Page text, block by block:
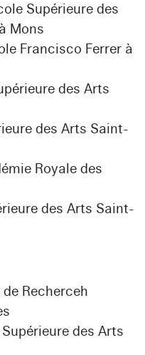
Supérieure des
Mons
Francisco Ferrer à
des Arts
des Arts Saint-
Royale des
des Arts Saint-
Recherceh
des Arts